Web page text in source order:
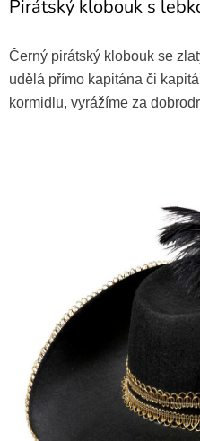
Stará
Pirátský klobouk s
Černý pirátský klobouk se
udělá přímo kapitána či
kormidlu, vyrážíme za